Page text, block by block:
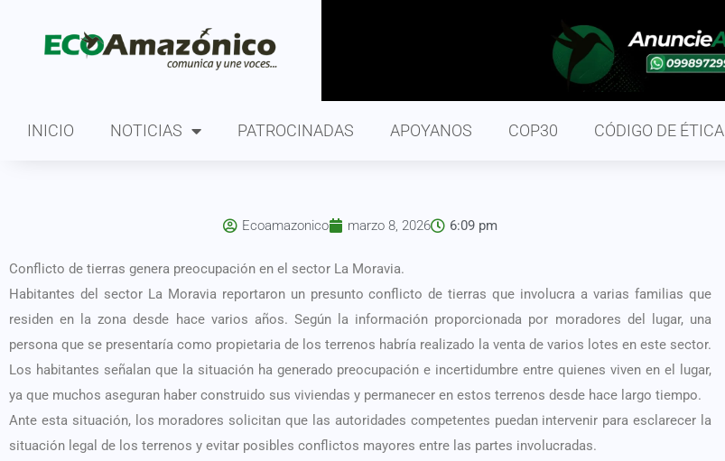
INICIO NOTICIAS PATROCINADAS APOYANOS COP30 CÓDIGO DE ÉTICA
Ecoamazonico marzo 8, 2026 6:09 pm
Conflicto de tierras genera preocupación en el sector La Moravia.
Habitantes del sector La Moravia reportaron un presunto conflicto de tierras que involucra a varias familias que
residen en la zona desde hace varios años. Según la información proporcionada por moradores del lugar, una
persona que se presentaría como propietaria de los terrenos habría realizado la venta de varios lotes en este sector.
Los habitantes señalan que la situación ha generado preocupación e incertidumbre entre quienes viven en el lugar,
ya que muchos aseguran haber construido sus viviendas y permanecer en estos terrenos desde hace largo tiempo.
Ante esta situación, los moradores solicitan que las autoridades competentes puedan intervenir para esclarecer la
situación legal de los terrenos y evitar posibles conflictos mayores entre las partes involucradas.